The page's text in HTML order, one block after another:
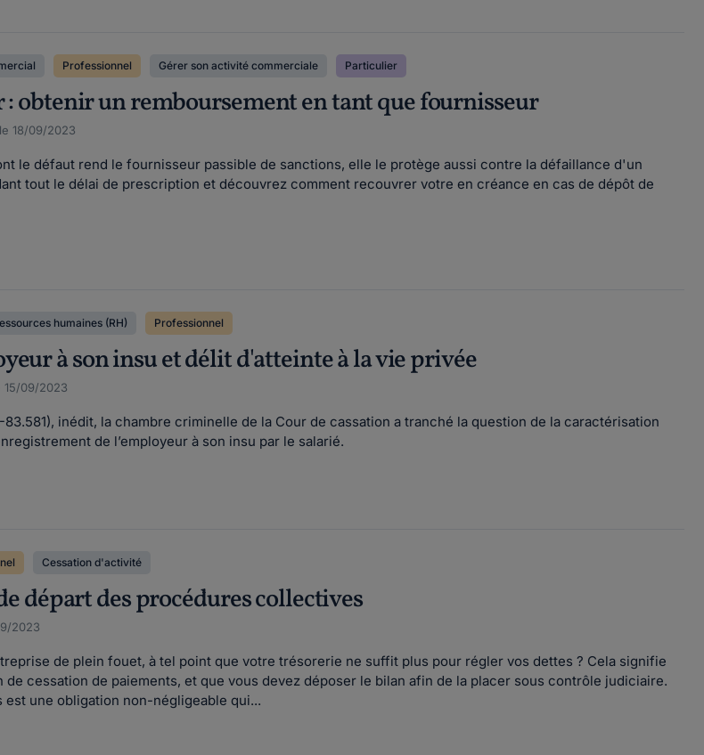
Professionnel Gérer son activité commerciale Particulier
obtenir un remboursement en tant que fournisseur
18/09/2023
le défaut rend le fournisseur passible de sanctions, elle le protège aussi contre la défaillance d'un
tout le délai de prescription et découvrez comment recouvrer votre en créance en cas de dépôt de
humaines (RH) Professionnel
à son insu et délit d'atteinte à la vie privée
15/09/2023
inédit, la chambre criminelle de la Cour de cassation a tranché la question de la caractérisation
de l’employeur à son insu par le salarié.
Cessation d'activité
départ des procédures collectives
2023
de plein fouet, à tel point que votre trésorerie ne suffit plus pour régler vos dettes ? Cela signifie
cessation de paiements, et que vous devez déposer le bilan afin de la placer sous contrôle judiciaire.
une obligation non-négligeable qui...